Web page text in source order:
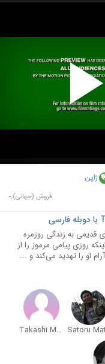
ژاپن
فروش (جهانی):-
قدیمی به زندگی روزمره
روزی پیامی مرموز را از
او را تهدید می‌کند و ...
Takashi Matsuo